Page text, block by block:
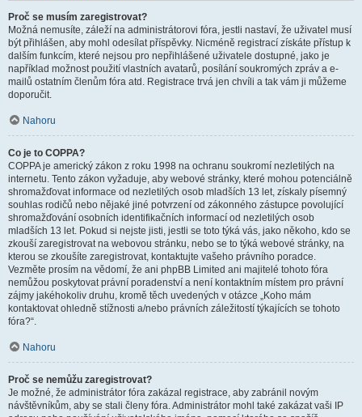
Proč se musím zaregistrovat?
Možná nemusíte, záleží na administrátorovi fóra, jestli nastaví, že uživatel musí
být přihlášen, aby mohl odesílat příspěvky. Nicméně registrací získáte přístup k
dalším funkcím, které nejsou pro nepřihlášené uživatele dostupné, jako je
například možnost použití vlastních avatarů, posílání soukromých zpráv a e-
mailů ostatním členům fóra atd. Registrace trvá jen chvíli a tak vám ji můžeme
doporučit.
Nahoru
Co je to COPPA?
COPPA je americký zákon z roku 1998 na ochranu soukromí nezletilých na
internetu. Tento zákon vyžaduje, aby webové stránky, které mohou potenciálně
shromažďovat informace od nezletilých osob mladších 13 let, získaly písemný
souhlas rodičů nebo nějaké jiné potvrzení od zákonného zástupce povolující
shromažďování osobních identifikačních informací od nezletilých osob
mladších 13 let. Pokud si nejste jisti, jestli se toto týká vás, jako někoho, kdo se
zkouší zaregistrovat na webovou stránku, nebo se to týká webové stránky, na
kterou se zkoušíte zaregistrovat, kontaktujte vašeho právního poradce.
Vezměte prosím na vědomí, že ani phpBB Limited ani majitelé tohoto fóra
nemůžou poskytovat právní poradenství a není kontaktním místem pro právní
zájmy jakéhokoliv druhu, kromě těch uvedených v otázce „Koho mám
kontaktovat ohledně stížnosti a/nebo právních záležitostí týkajících se tohoto
fóra?“.
Nahoru
Proč se nemůžu zaregistrovat?
Je možné, že administrátor fóra zakázal registrace, aby zabránil novým
návštěvníkům, aby se stali členy fóra. Administrátor mohl také zakázat vaši IP